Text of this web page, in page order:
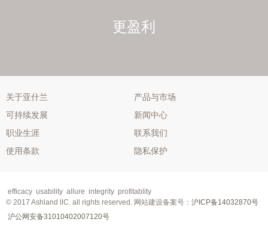
更盈利
关于亚什兰
产品与市场
可持续发展
新闻中心
职业生涯
联系我们
使用条款
隐私保护
efficacy usability allure integrity profitablity
© 2017 Ashland llC. all rights reserved. 网站建设备案号： 沪ICP备14032870号
沪公网安备31010402007120号